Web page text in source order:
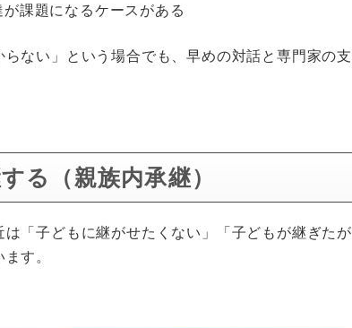
課題になるケースがある
ない」という場合でも、早めの対話と専門家の支
る（親族内承継）
「子どもに継がせたくない」「子どもが継ぎたが
す。